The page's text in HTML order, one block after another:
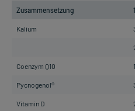
Zusammensetzung
Kalium
Coenzym Q10
Pycnogenol®
Vitamin D